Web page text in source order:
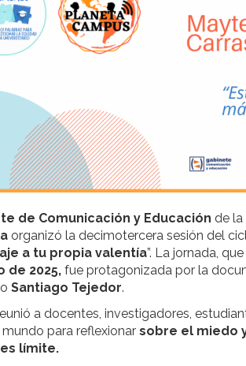
de Comunicación y Educación de la
organizó la decimotercera sesión del
a tu propia valentía”. La jornada,
de 2025, fue protagonizada por la
Santiago Tejedor.
a docentes, investigadores,
para reflexionar sobre el miedo
límite.